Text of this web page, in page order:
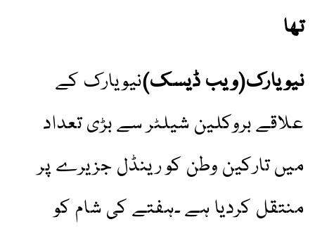
تھا
نیویارک(ویب ڈیسک)نیویارک کے
علاقے بروکلین شیلٹر سے بڑی تعداد
میں تارکین وطن کو رینڈل جزیرے پر
منتقل کردیا ہے ۔ہفتے کی شام کو